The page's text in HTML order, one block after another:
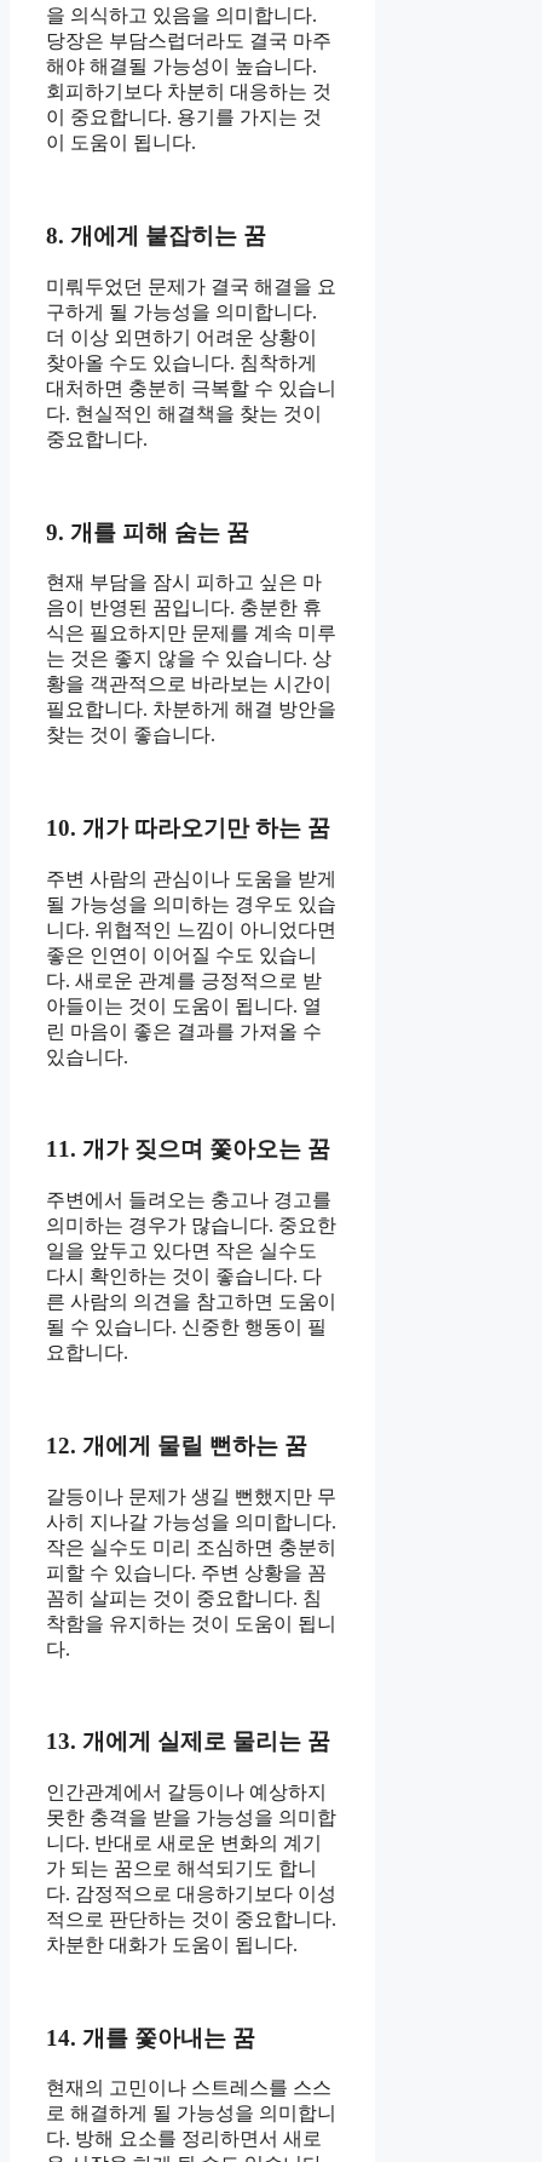
을 의식하고 있음을 의미합니다.
당장은 부담스럽더라도 결국 마주
해야 해결될 가능성이 높습니다.
회피하기보다 차분히 대응하는 것
이 중요합니다. 용기를 가지는 것
이 도움이 됩니다.
8. 개에게 붙잡히는 꿈
미뤄두었던 문제가 결국 해결을 요
구하게 될 가능성을 의미합니다.
더 이상 외면하기 어려운 상황이
찾아올 수도 있습니다. 침착하게
대처하면 충분히 극복할 수 있습니
다. 현실적인 해결책을 찾는 것이
중요합니다.
9. 개를 피해 숨는 꿈
현재 부담을 잠시 피하고 싶은 마
음이 반영된 꿈입니다. 충분한 휴
식은 필요하지만 문제를 계속 미루
는 것은 좋지 않을 수 있습니다. 상
황을 객관적으로 바라보는 시간이
필요합니다. 차분하게 해결 방안을
찾는 것이 좋습니다.
10. 개가 따라오기만 하는 꿈
주변 사람의 관심이나 도움을 받게
될 가능성을 의미하는 경우도 있습
니다. 위협적인 느낌이 아니었다면
좋은 인연이 이어질 수도 있습니
다. 새로운 관계를 긍정적으로 받
아들이는 것이 도움이 됩니다. 열
린 마음이 좋은 결과를 가져올 수
있습니다.
11. 개가 짖으며 쫓아오는 꿈
주변에서 들려오는 충고나 경고를
의미하는 경우가 많습니다. 중요한
일을 앞두고 있다면 작은 실수도
다시 확인하는 것이 좋습니다. 다
른 사람의 의견을 참고하면 도움이
될 수 있습니다. 신중한 행동이 필
요합니다.
12. 개에게 물릴 뻔하는 꿈
갈등이나 문제가 생길 뻔했지만 무
사히 지나갈 가능성을 의미합니다.
작은 실수도 미리 조심하면 충분히
피할 수 있습니다. 주변 상황을 꼼
꼼히 살피는 것이 중요합니다. 침
착함을 유지하는 것이 도움이 됩니
다.
13. 개에게 실제로 물리는 꿈
인간관계에서 갈등이나 예상하지
못한 충격을 받을 가능성을 의미합
니다. 반대로 새로운 변화의 계기
가 되는 꿈으로 해석되기도 합니
다. 감정적으로 대응하기보다 이성
적으로 판단하는 것이 중요합니다.
차분한 대화가 도움이 됩니다.
14. 개를 쫓아내는 꿈
현재의 고민이나 스트레스를 스스
로 해결하게 될 가능성을 의미합니
다. 방해 요소를 정리하면서 새로